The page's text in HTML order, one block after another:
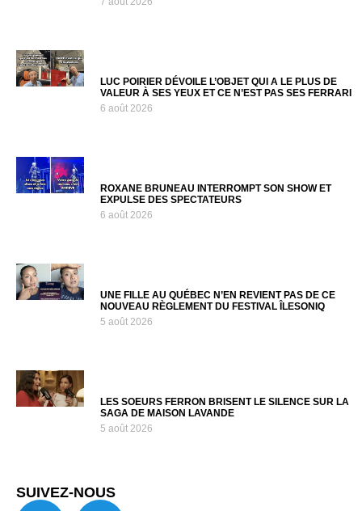
LUC POIRIER DÉVOILE L’OBJET QUI A LE PLUS DE
VALEUR À SES YEUX ET CE N’EST PAS SES FERRARI
6 août 2026
ROXANE BRUNEAU INTERROMPT SON SHOW ET
EXPULSE DES SPECTATEURS
6 août 2026
UNE FILLE AU QUÉBEC N’EN REVIENT PAS DE CE
NOUVEAU RÈGLEMENT DU FESTIVAL ÎLESONIQ
5 août 2026
LES SOEURS FERRON BRISENT LE SILENCE SUR LA
SAGA DE MAISON LAVANDE
5 août 2026
SUIVEZ-NOUS